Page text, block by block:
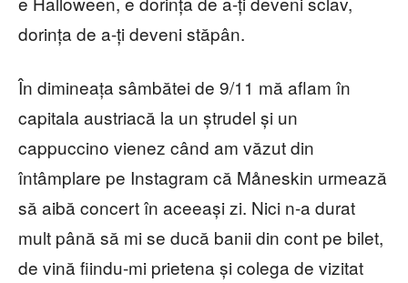
dorința de a-ți deveni stăpân.
În dimineața sâmbătei de 9/11 mă aflam în
capitala austriacă la un ștrudel și un
cappuccino vienez când am văzut din
întâmplare pe Instagram că Måneskin urmează
să aibă concert în aceeași zi. Nici n-a durat
mult până să mi se ducă banii din cont pe bilet,
de vină fiindu-mi prietena și colega de vizitat